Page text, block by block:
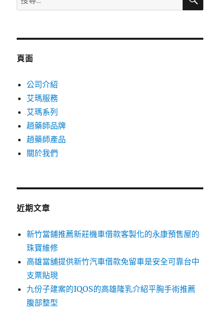
尋
鍵
頁面
公司介紹
艾瑪服務
艾瑪系列
趙藥師品牌
趙藥師產品
關於我們
近期文章
新竹當鋪推薦新莊機車借款客製化的永康預售屋的
珠寶維修
高雄當舖提供新竹汽車借款免留車是安全可靠台中
支票貼現
九份子建案的IQOS的高雄隆乳介紹平胸手術推薦
腹部整型